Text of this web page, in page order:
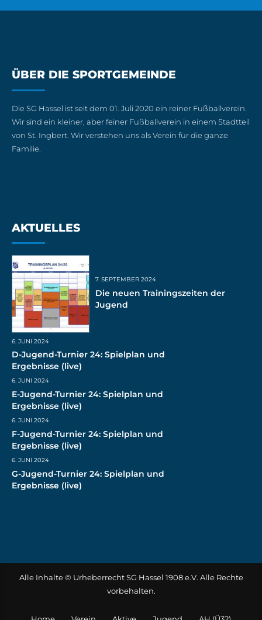
ÜBER DIE SPORTGEMEINDE
Die SG Hassel ist seit dem 01. Juli 2020 ein reiner Fußballverein.
Wir sind ein kleiner, aber feiner Fußballverein in einem Stadtteil
von St. Ingbert. Wir verstehen uns als Verein für die ganze
Familie.
AKTUELLES
7. SEPTEMBER 2024
Die neuen Trainingszeiten der
Jugend
6. JUNI 2024
D-Jugend-Turnier 24: Spielplan und
Ergebnisse (live)
6. JUNI 2024
E-Jugend-Turnier 24: Spielplan und
Ergebnisse (live)
6. JUNI 2024
F-Jugend-Turnier 24: Spielplan und
Ergebnisse (live)
6. JUNI 2024
G-Jugend-Turnier 24: Spielplan und
Ergebnisse (live)
Alle Inhalte © Urheberrecht SG Hassel 1908 e.V. Alle Rechte
vorbehalten.